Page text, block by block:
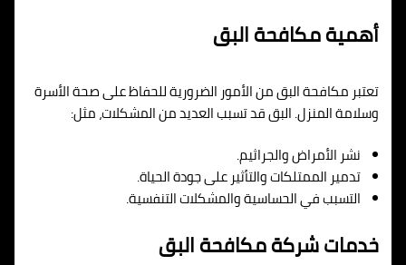
أهمية مكافحة البق
تعتبر مكافحة البق من الأمور الضرورية للحفاظ على صحة الأسرة
وسلامة المنزل. البق قد تسبب العديد من المشكلات، مثل:
نشر الأمراض والجراثيم.
تدمير الممتلكات والتأثير على جودة الحياة.
التسبب في الحساسية والمشكلات التنفسية.
خدمات شركة مكافحة البق